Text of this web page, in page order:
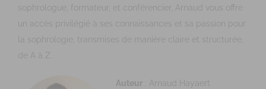
sophrologue, formateur, et conférencier, Arnaud vous offre
un accès privilégié à ses connaissances et sa passion pour
la sophrologie, transmises de manière claire et structurée,
de A à Z.
Auteur : Arnaud Hayaert